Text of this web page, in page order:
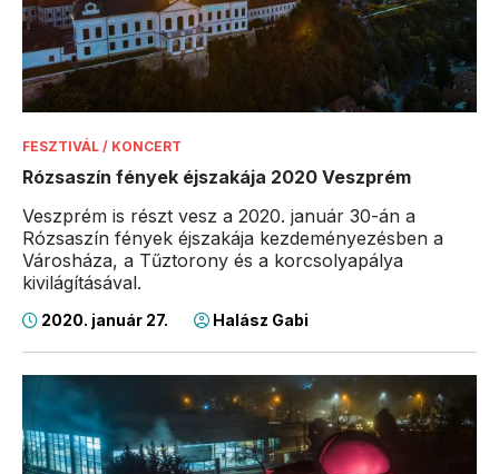
FESZTIVÁL / KONCERT
Rózsaszín fények éjszakája 2020 Veszprém
Veszprém is részt vesz a 2020. január 30-án a
Rózsaszín fények éjszakája kezdeményezésben a
Városháza, a Tűztorony és a korcsolyapálya
kivilágításával.
2020. január 27. Halász Gabi